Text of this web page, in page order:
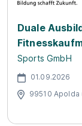
Duale
Sports GmbH
01.09.2026
99510 Apolda